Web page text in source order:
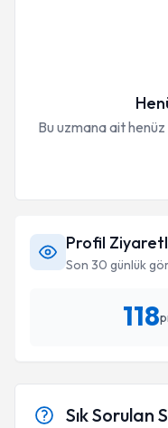
Bu uzmana ait
Profil
Son 30 günlük
118
Sık Sorulan